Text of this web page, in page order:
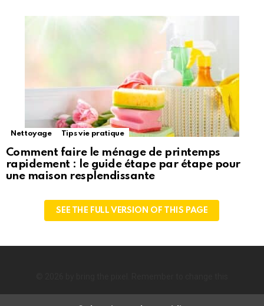
Nettoyage Tips vie pratique
Comment faire le ménage de printemps
rapidement : le guide étape par étape pour
une maison resplendissante
SEE THE FULL VERSION OF THIS PAGE